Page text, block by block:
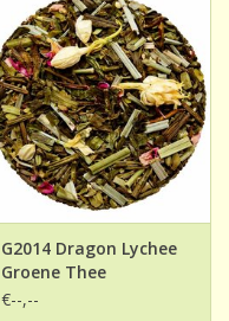
G2014 Dragon Lychee
Groene Thee
€--,--